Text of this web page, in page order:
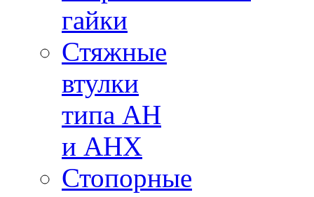
гайки
Стяжные
втулки
типа AH
и AHX
Стопорные